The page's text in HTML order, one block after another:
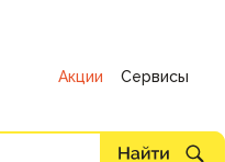
Акции Сервисы